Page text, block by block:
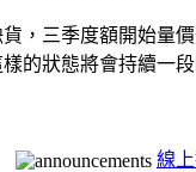
，三季度額開始量
的狀態將會持續一段
線